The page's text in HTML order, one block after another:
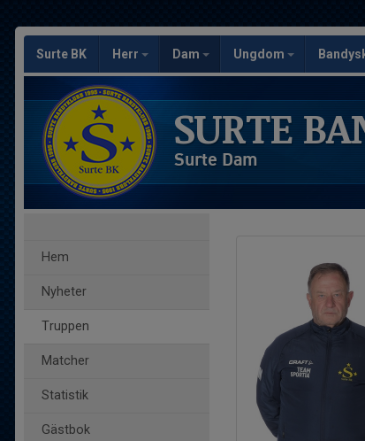
Surte BK Herr Dam Ungdom
SURTE
Surte Dam
Hem
Nyheter
Truppen
Matcher
Statistik
Gästbok